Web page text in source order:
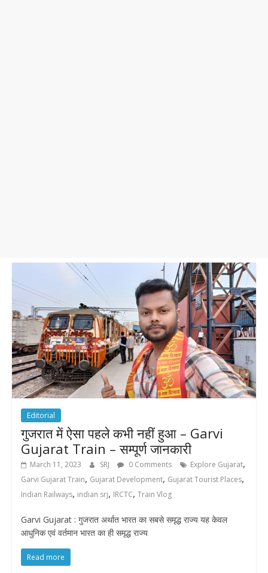
Editorial
गुजरात में ऐसा पहले कभी नहीं हुआ – Garvi
Gujarat Train – सम्पूर्ण जानकारी
March 11, 2023 SRJ 0 Comments Explore Gujarat,
Garvi Gujarat Train, Gujarat Development, Gujarat Tourist Places,
Indian Railways, indian srj, IRCTC, Train Vlog
Garvi Gujarat : गुजरात अर्थात भारत का सबसे समृद्ध राज्य यह केवल
आधुनिक एवं वर्तमान भारत का ही समृद्ध राज्य
Read more